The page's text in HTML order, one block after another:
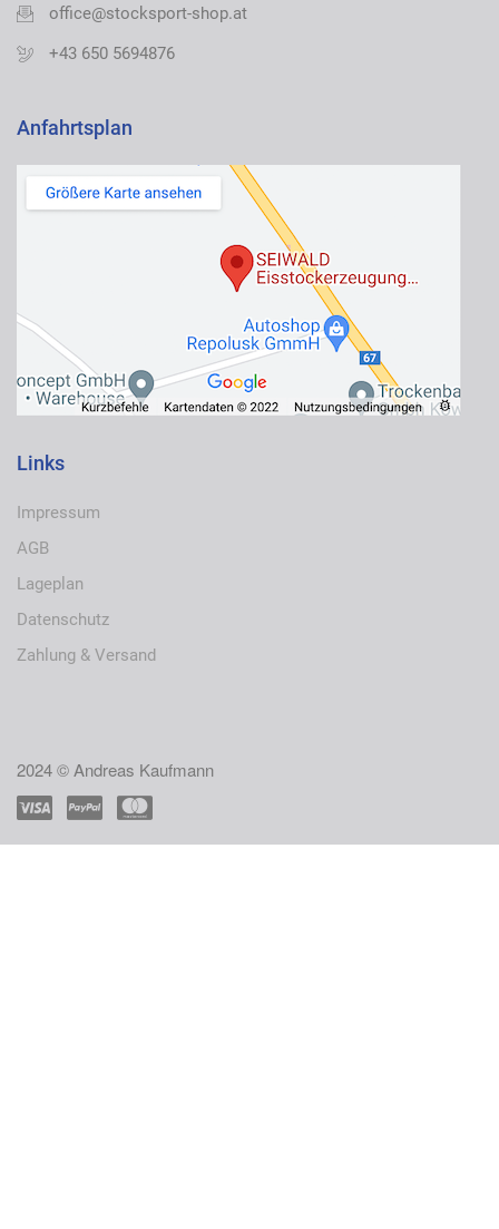
office@stocksport-shop.at
+43 650 5694876
Anfahrtsplan
Links
Impressum
AGB
Lageplan
Datenschutz
Zahlung & Versand
2024 © Andreas Kaufmann